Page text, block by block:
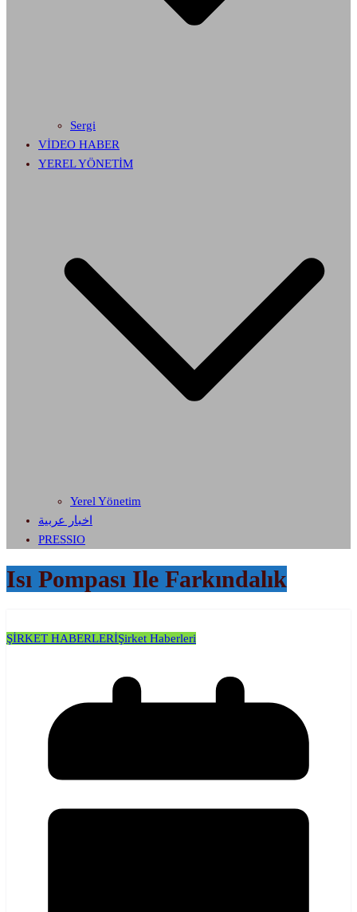
Sergi
VİDEO HABER
YEREL YÖNETİM
Yerel Yönetim
اخبار عربية
PRESSIO
Isı Pompası Ile Farkındalık
ŞİRKET HABERLERİŞirket Haberleri